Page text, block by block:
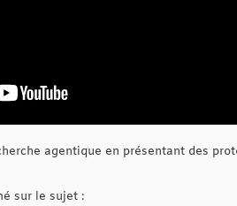
agentique en présentant des
sur le sujet :